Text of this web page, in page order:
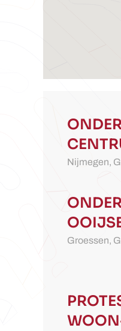
Nijmegen,
Groessen,